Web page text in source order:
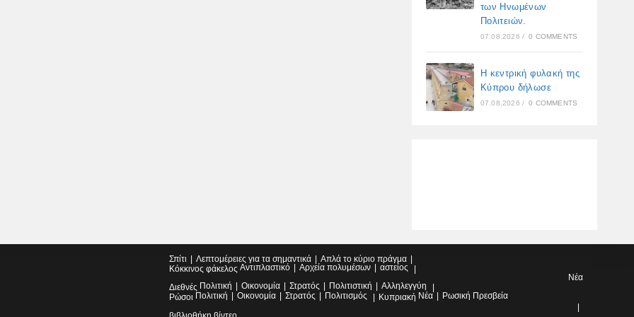
των Ηνωμένων
Πολιτειών.
07.08.2026 / 0 COMMENTS
Η κεντρική φυλακή της
Κύπρου δήλωσε
07.08.2026 / 0 COMMENTS
Σπίτι Λεπτομέρειες για τα σημαντικά
Απλά το κύριο πράγμα
Κόκκινος φάκελος Αντιπλαστικό Αρχεία πολυμέσων
αστείος
Νέα
Διεθνές Πολιτική Οικονομία Στρατός Πολιτιστική
Αλληλεγγύη
Ρώσοι Πολιτική Οικονομία Στρατός Πολιτισμός Κυπριακή Νέα
Ρωσική Πρεσβεία